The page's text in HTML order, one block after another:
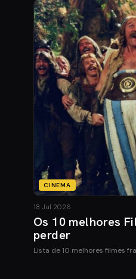
CINEMA
18 Jul 2026
Os 10 melhores
perder
Lista de 10 melhores filmes